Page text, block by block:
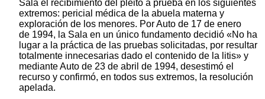
Sala el recibimiento del pleito a prueba en los siguientes
extremos: pericial médica de la abuela materna y
exploración de los menores. Por Auto de 17 de enero
de 1994, la Sala en un único fundamento decidió «No ha
lugar a la práctica de las pruebas solicitadas, por resultar
totalmente innecesarias dado el contenido de la litis» y
mediante Auto de 23 de abril de 1994, desestimó el
recurso y confirmó, en todos sus extremos, la resolución
apelada.